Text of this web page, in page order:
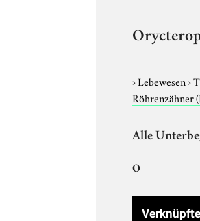
›Lebewesen›
Röhrenzähner
Alle
O